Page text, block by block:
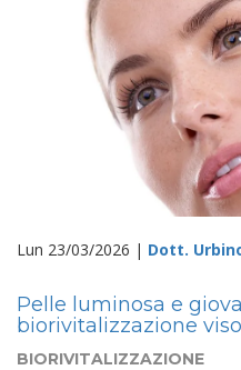
Lun 23/03/2026 | Dott.
Pelle luminosa e
biorivitalizzazione viso
BIORIVITALIZZAZIONE